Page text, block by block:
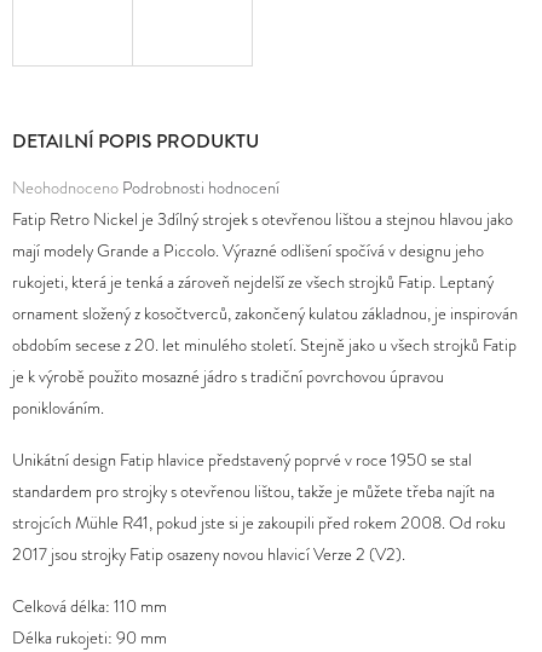
DETAILNÍ POPIS PRODUKTU
Průměrné
hodnocení
produktu
je
0,0
z
5
hvězdiček.
Neohodnoceno Podrobnosti hodnocení
Fatip Retro Nickel je 3dílný strojek s otevřenou lištou a stejnou hlavou jako
mají modely Grande a Piccolo. Výrazné odlišení spočívá v designu jeho
rukojeti, která je tenká a zároveň nejdelší ze všech strojků Fatip. Leptaný
ornament složený z kosočtverců, zakončený kulatou základnou, je inspirován
obdobím secese z 20. let minulého století. Stejně jako u všech strojků Fatip
je k výrobě použito mosazné jádro s tradiční povrchovou úpravou
poniklováním.
Unikátní design Fatip hlavice představený poprvé v roce 1950 se stal
standardem pro strojky s otevřenou lištou, takže je můžete třeba najít na
strojcích Mühle R41, pokud jste si je zakoupili před rokem 2008. Od roku
2017 jsou strojky Fatip osazeny novou hlavicí Verze 2 (V2).
Celková délka: 110 mm
Délka rukojeti: 90 mm
D
P
O
R
U
Č
U
J
E
M
E